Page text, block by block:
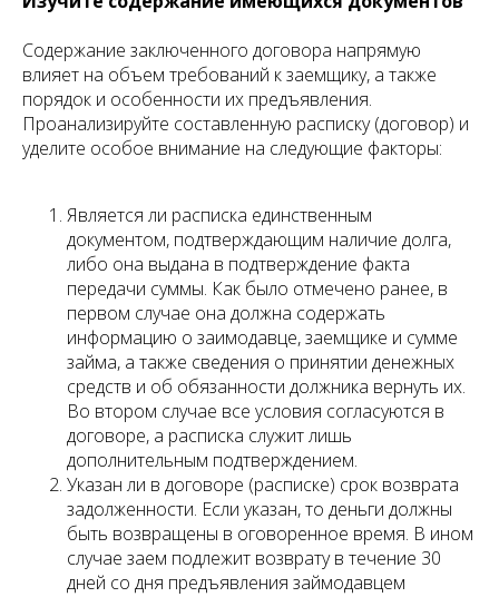
Содержание заключенного договора напрямую
влияет на объем требований к заемщику, а также
порядок и особенности их предъявления.
Проанализируйте составленную расписку (договор) и
уделите особое внимание на следующие факторы:
Является ли расписка единственным
документом, подтверждающим наличие долга,
либо она выдана в подтверждение факта
передачи суммы. Как было отмечено ранее, в
первом случае она должна содержать
информацию о заимодавце, заемщике и сумме
займа, а также сведения о принятии денежных
средств и об обязанности должника вернуть их.
Во втором случае все условия согласуются в
договоре, а расписка служит лишь
дополнительным подтверждением.
Указан ли в договоре (расписке) срок возврата
задолженности. Если указан, то деньги должны
быть возвращены в оговоренное время. В ином
случае заем подлежит возврату в течение 30
дней со дня предъявления займодавцем